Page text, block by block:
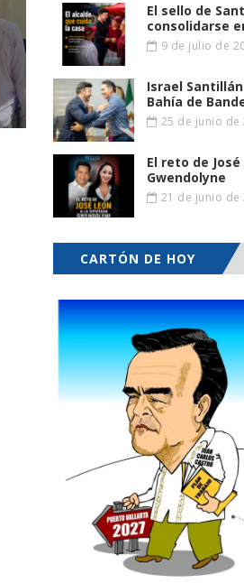
El sello de
consolidarse
9 de julio de
Israel
Bahía de
25 de junio de
El reto de
Gwendolyne
21 de junio de
CARTÓN DE HOY